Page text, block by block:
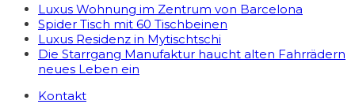
Luxus Wohnung im Zentrum von Barcelona
Spider Tisch mit 60 Tischbeinen
Luxus Residenz in Mytischtschi
Die Starrgang Manufaktur haucht alten Fahrrädern
neues Leben ein
Kontakt